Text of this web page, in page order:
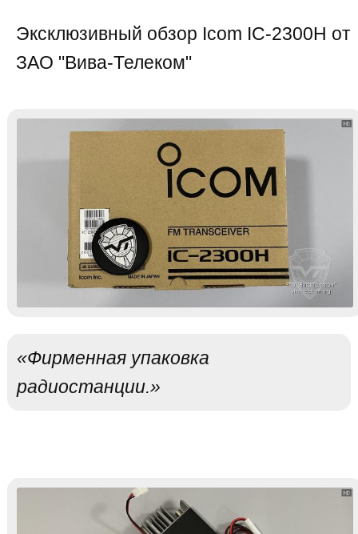
Эксклюзивный обзор Icom IC-2300H от
ЗАО "Вива-Телеком"
«Фирменная упаковка
радиостанции.»